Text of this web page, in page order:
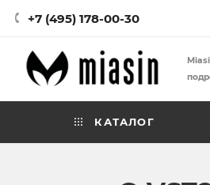
+7 (495) 178-00-30
КАТАЛОГ